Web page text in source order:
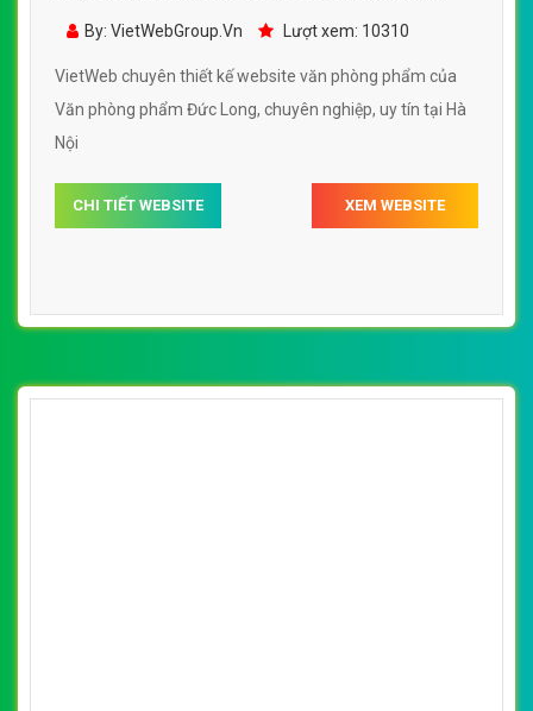
phẩm của Văn phòng phẩm Đức Long
By: VietWebGroup.Vn Lượt xem: 10310
VietWeb chuyên thiết kế website văn phòng phẩm của
Văn phòng phẩm Đức Long, chuyên nghiệp, uy tín tại Hà
Nội
CHI TIẾT WEBSITE XEM WEBSITE